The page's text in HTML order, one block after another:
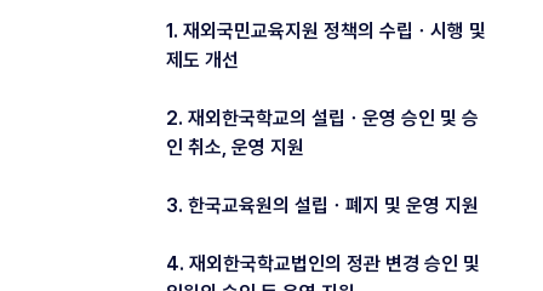
1. 재외국민교육지원 정책의 수립ㆍ시행 및
제도 개선
2. 재외한국학교의 설립ㆍ운영 승인 및 승
인 취소, 운영 지원
3. 한국교육원의 설립ㆍ폐지 및 운영 지원
4. 재외한국학교법인의 정관 변경 승인 및